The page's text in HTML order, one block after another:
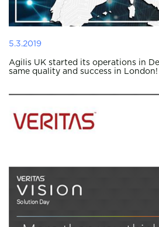
5.3.2019
Agilis UK started its operations in
same quality and success in London!